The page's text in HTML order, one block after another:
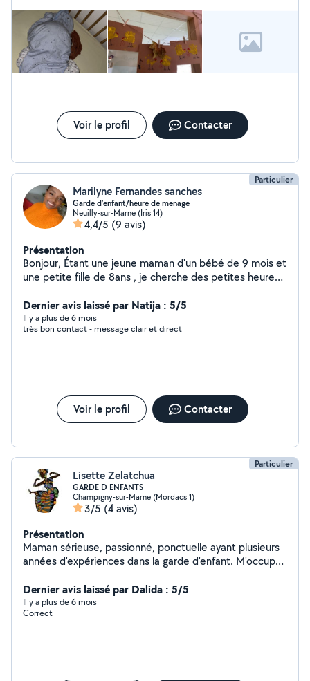
disponible en semaine comme en week-end journée ou
soirée Pour plus de question n'hésitez pas
Voir le profil Contacter
Particulier
Marilyne Fernandes sanches
Garde d’enfant/heure de menage
Neuilly-sur-Marne (Iris 14)
4,4/5 (9 avis)
Présentation
Bonjour, Étant une jeune maman d'un bébé de 9 mois et
une petite fille de 8ans , je cherche des petites heures
arrondir mes fins de mois. N'ayant pas de problème de
garde je suis disponible à tous moment. Je suis
également véhiculée.
Dernier avis laissé par Natija : 5/5
Il y a plus de 6 mois
très bon contact - message clair et direct
Voir le profil Contacter
Particulier
Lisette Zelatchua
GARDE D ENFANTS
Champigny-sur-Marne (Mordacs 1)
3/5 (4 avis)
Présentation
Maman sérieuse, passionné, ponctuelle ayant plusieurs
années d'expériences dans la garde d'enfant. M'occuper
méritent toute notre attention et amour.
Dernier avis laissé par Dalida : 5/5
Il y a plus de 6 mois
Correct